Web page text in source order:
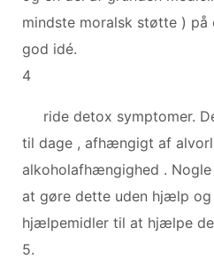
mindste moralsk støtte )
god idé.
4
ride detox symptomer.
til dage , afhængigt af
alkoholafhængighed .
at gøre dette uden hjælp
hjælpemidler til at hjælpe
5.